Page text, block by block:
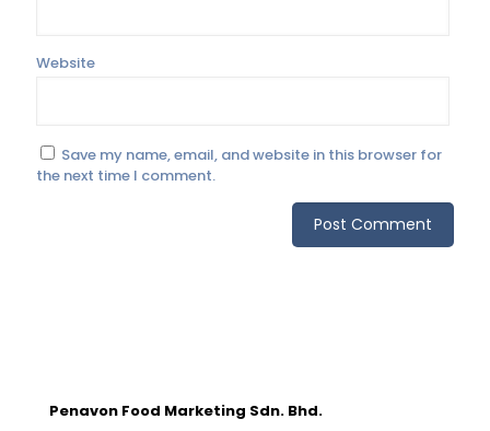
Website
Save my name, email, and website in this browser for
the next time I comment.
Penavon Food Marketing Sdn. Bhd.